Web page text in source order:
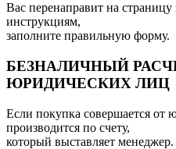
Вас перенаправит на страницу
инструкциям,
заполните правильную форму.
БЕЗНАЛИЧНЫЙ
ЮРИДИЧЕСКИХ ЛИЦ
Если покупка совершается от
производится по счету,
который выставляет менеджер.